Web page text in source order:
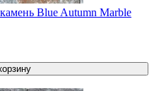
Blue Autumn Marble